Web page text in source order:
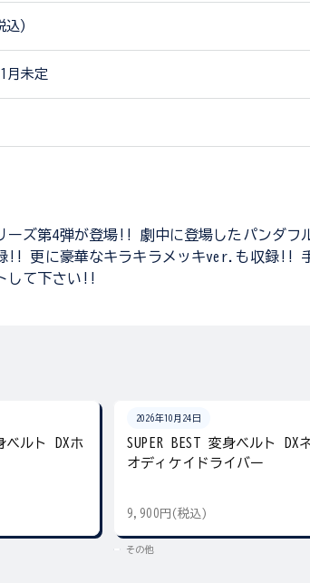
込)
月未定
ーズ第4弾が登場!! 劇中に登場したパンダフ
!! 更に豪華なキラキラメッキver.も収録!!
して下さい!!
ベルト DXホ
2026年10月24日
SUPER BEST 変身ベルト DX
オディケイドライバー
9,900円(税込)
その他